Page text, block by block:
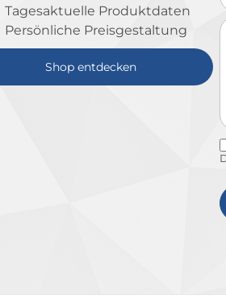
Tagesaktuelle Produktdaten
Persönliche Preisgestaltung
Shop entdecken